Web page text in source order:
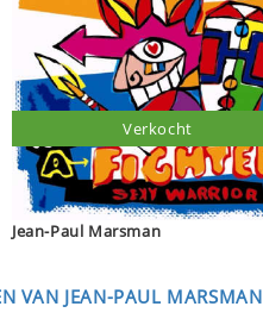
Jean-Paul Marsman
Verkocht
VAN JEAN-PAUL MARSMAN